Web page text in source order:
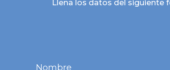
Llena los datos del siguiente